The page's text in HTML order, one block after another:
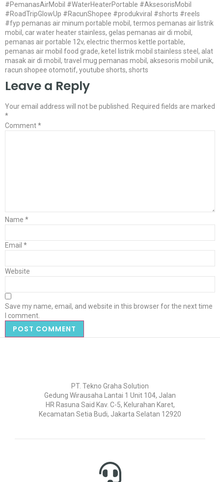
#PemanasAirMobil #WaterHeaterPortable #AksesorisMobil
#RoadTripGlowUp #RacunShopee #produkviral #shorts #reels
#fyp pemanas air minum portable mobil, termos pemanas air listrik
mobil, car water heater stainless, gelas pemanas air di mobil,
pemanas air portable 12v, electric thermos kettle portable,
pemanas air mobil food grade, ketel listrik mobil stainless steel, alat
masak air di mobil, travel mug pemanas mobil, aksesoris mobil unik,
racun shopee otomotif, youtube shorts, shorts
Leave a Reply
Your email address will not be published.
Required fields are marked
*
Comment*
Name *
Email *
Website
Save my name, email, and website in this browser for the next time
I comment.
PT. Tekno Graha Solution
Gedung Wirausaha Lantai 1 Unit 104, Jalan
HR Rasuna Said Kav. C-5, Kelurahan Karet,
Kecamatan Setia Budi, Jakarta Selatan 12920